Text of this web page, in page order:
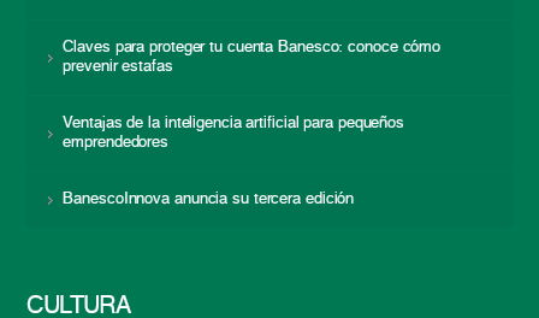
Claves para proteger tu cuenta Banesco: conoce cómo
prevenir estafas
Ventajas de la inteligencia artificial para pequeños
emprendedores
BanescoInnova anuncia su tercera edición
CULTURA